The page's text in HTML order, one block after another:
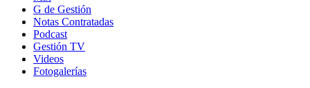
G de Gestión
Notas Contratadas
Podcast
Gestión TV
Videos
Fotogalerías